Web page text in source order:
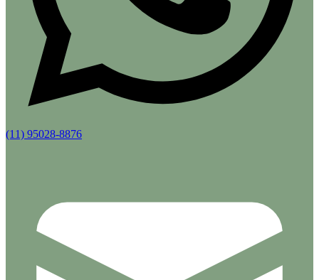
(11) 95028-8876